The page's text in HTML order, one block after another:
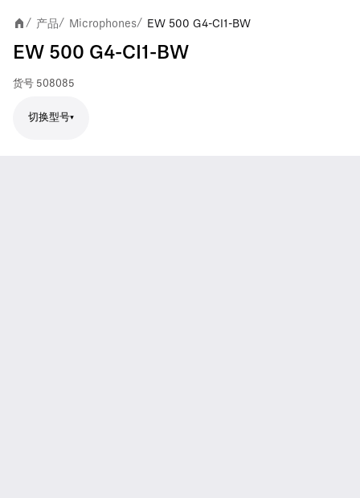
/ 产品/ Microphones/ EW 500 G4-CI1-BW
EW 500 G4-CI1-BW
货号 508085
切换型号